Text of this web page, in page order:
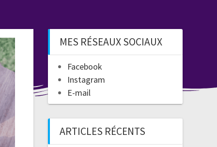
MES RÉSEAUX SOCIAUX
Facebook
Instagram
E-mail
ARTICLES RÉCENTS